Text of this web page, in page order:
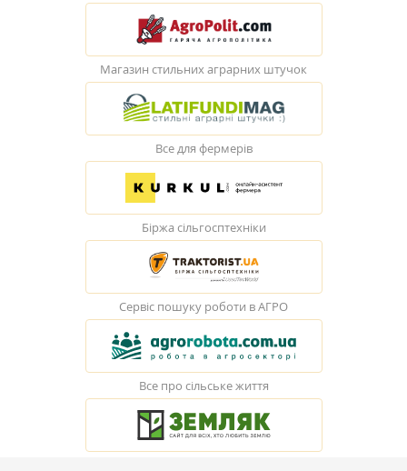
Магазин стильних аграрних штучок
Все для фермерів
Біржа сільгосптехніки
Сервіс пошуку роботи в АГРО
Все про сільське життя